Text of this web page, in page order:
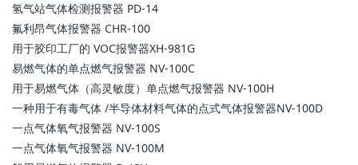
氢气站气体检测报警器 PD-14
氟利昂气体报警器 CHR-100
用于胶印工厂的 VOC报警器XH-981G
易燃气体的单点燃气报警器 NV-100C
用于易燃气体（高灵敏度）单点燃气报警器 NV-100H
一种用于有毒气体 /半导体材料气体的点式气体报警器NV-100D
一点气体氧气报警器 NV-100S
一点气体氧气报警器 NV-100M